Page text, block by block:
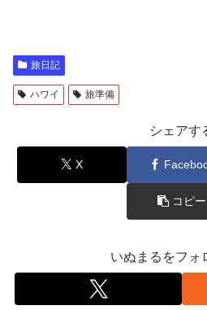
旅日記
ハワイ 旅準備
シェアす
X
コピー
いぬまるをフォ